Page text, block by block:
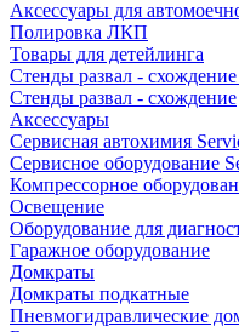
Аксессуары для
Полировка ЛКП
Товары для детейлинга
Стенды развал -
Стенды развал - схождение
Аксессуары
Сервисная автохимия
Сервисное оборудование
Компрессорное
Освещение
Оборудование для
Гаражное оборудование
Домкраты
Домкраты подкатные
Пневмогидравлические